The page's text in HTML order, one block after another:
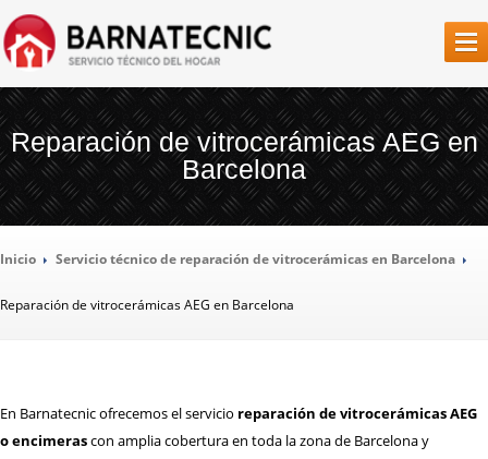
SERVICIO TÉCNICO BARCELONA
LAEMPRESA
REPARACIÓNAIRES ACONDICIONADOS
REPARACIÓN CONGELADORES
Reparación de vitrocerámicas AEG en
Barcelona
Inicio Serviciotécnico de reparación de vitrocerámicas en Barcelona
Reparaciónde vitrocerámicas AEG en Barcelona
En Barnatecnic ofrecemos el servicio reparación de vitrocerámicas AEG
o encimerascon amplia cobertura en toda la zona de Barcelona y